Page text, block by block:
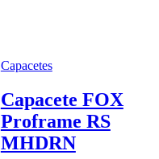
Capacetes
Capacete FOX
Proframe RS
MHDRN